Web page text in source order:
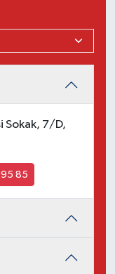
Sokak, 7/D,
85